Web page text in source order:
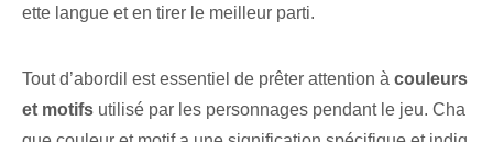
ette langue et en tirer le meilleur parti.
Tout d’abord‌il est essentiel⁢ de prêter attention à couleurs
et motifs ⁣utilisé par les personnages pendant le jeu. Cha